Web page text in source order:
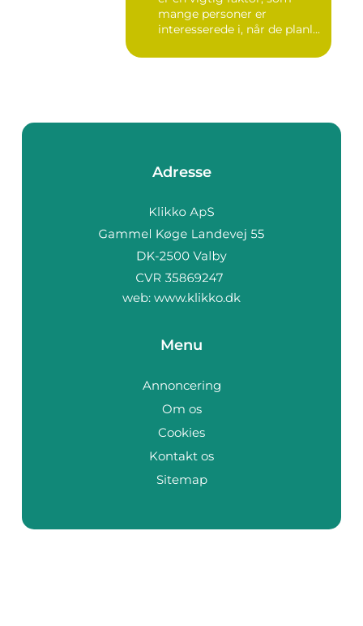
mange personer er
interesserede i, når de planl...
Adresse
web: www.klikko.dk
Menu
Annoncering
Om os
Cookies
Kontakt os
Sitemap